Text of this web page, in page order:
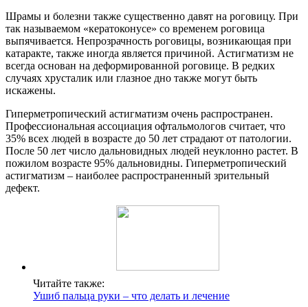
Шрамы и болезни также существенно давят на роговицу. При
так называемом «кератоконусе» со временем роговица
выпячивается. Непрозрачность роговицы, возникающая при
катаракте, также иногда является причиной. Астигматизм не
всегда основан на деформированной роговице. В редких
случаях хрусталик или глазное дно также могут быть
искажены.
Гиперметропический астигматизм очень распространен.
Профессиональная ассоциация офтальмологов считает, что
35% всех людей в возрасте до 50 лет страдают от патологии.
После 50 лет число дальновидных людей неуклонно растет. В
пожилом возрасте 95% дальновидны. Гиперметропический
астигматизм – наиболее распространенный зрительный
дефект.
Читайте также:
Ушиб пальца руки – что делать и лечение